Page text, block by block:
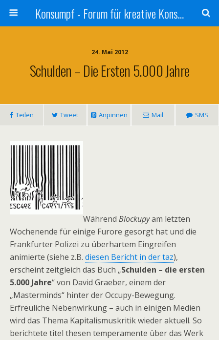
Konsumpf - Forum für kreative Konsumkritik - Culture Jamming, Nachhaltigkeit, Konzernkritik, Adbusting
24. Mai 2012
Schulden – Die Ersten 5.000 Jahre
Teilen Tweet Anpinnen Mail SMS
Während Blockupyam letzten
Wochenende für einige Furore gesorgt hat und die
Frankfurter Polizei zu überhartem Eingreifen
animierte (siehe z.B. diesen Bericht in der taz),
erscheint zeitgleich das Buch „Schulden – die ersten
5.000 Jahre“ von David Graeber, einem der
„Masterminds“ hinter der Occupy-Bewegung.
Erfreuliche Nebenwirkung – auch in einigen Medien
wird das Thema Kapitalismuskritik wieder aktuell. So
berichtete titel thesen temperamente über das Werk